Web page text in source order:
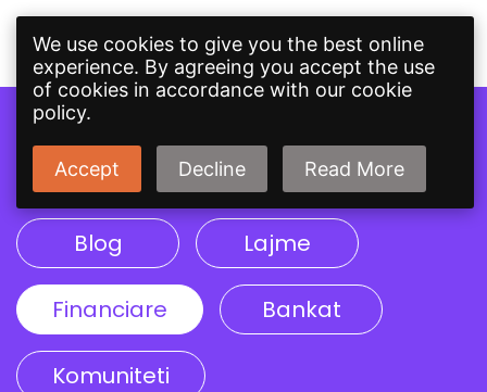
Topics
Blog Lajme
Financiare Bankat
Komuniteti
We use cookies to give you the best online
experience. By agreeing you accept the use
of cookies in accordance with our cookie
policy.
Accept Decline Read More